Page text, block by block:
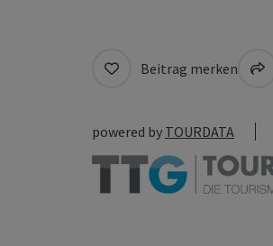
Beitrag merken
powered by TOURDATA